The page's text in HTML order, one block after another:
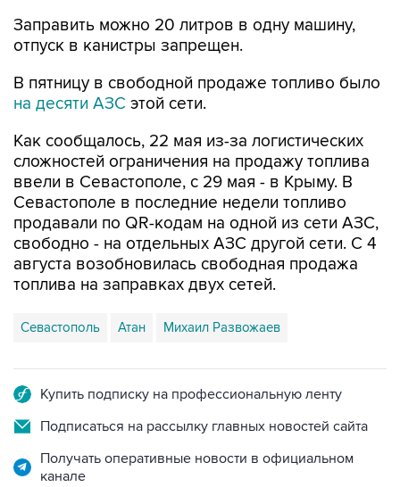
Заправить можно 20 литров в одну машину,
отпуск в канистры запрещен.
В пятницу в свободной продаже топливо было
на десяти АЗС этой сети.
Как сообщалось, 22 мая из-за логистических
сложностей ограничения на продажу топлива
ввели в Севастополе, с 29 мая - в Крыму. В
Севастополе в последние недели топливо
продавали по QR-кодам на одной из сети АЗС,
свободно - на отдельных АЗС другой сети. С 4
августа возобновилась свободная продажа
топлива на заправках двух сетей.
Севастополь Атан Михаил Развожаев
Купить подписку на профессиональную ленту
Подписаться на рассылку главных новостей сайта
Получать оперативные новости в официальном
канале